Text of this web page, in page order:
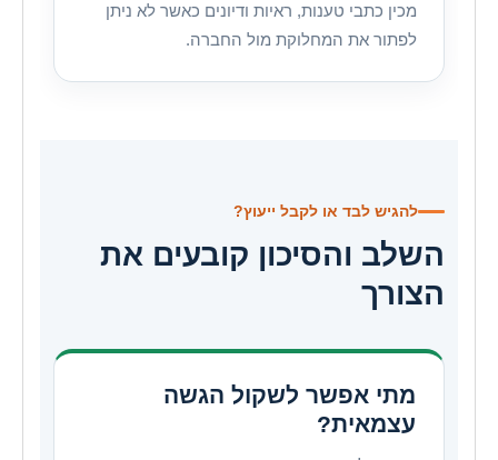
מכין כתבי טענות, ראיות ודיונים כאשר לא ניתן
לפתור את המחלוקת מול החברה.
להגיש לבד או לקבל ייעוץ?
השלב והסיכון קובעים את
הצורך
מתי אפשר לשקול הגשה
עצמאית?